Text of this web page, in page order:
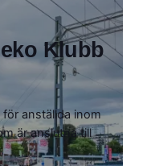
Klubb
anställda inom
är anslutna till